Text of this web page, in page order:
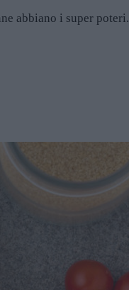
abbiano i super poteri.